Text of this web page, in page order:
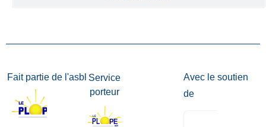
Fait partie de l'asbl Service
porteur
Avec le soutien
de